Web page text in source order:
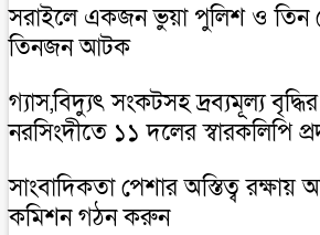
সরাইলে একজন ভুয়া পুলিশ ও তিন
তিনজন আটক
গ্যাস,বিদ্যুৎ সংকটসহ দ্রব্যমূল্য
নরসিংদীতে ১১ দলের স্বারকলিপি
সাংবাদিকতা পেশার অস্তিত্ব রক্ষায়
কমিশন গঠন করুন